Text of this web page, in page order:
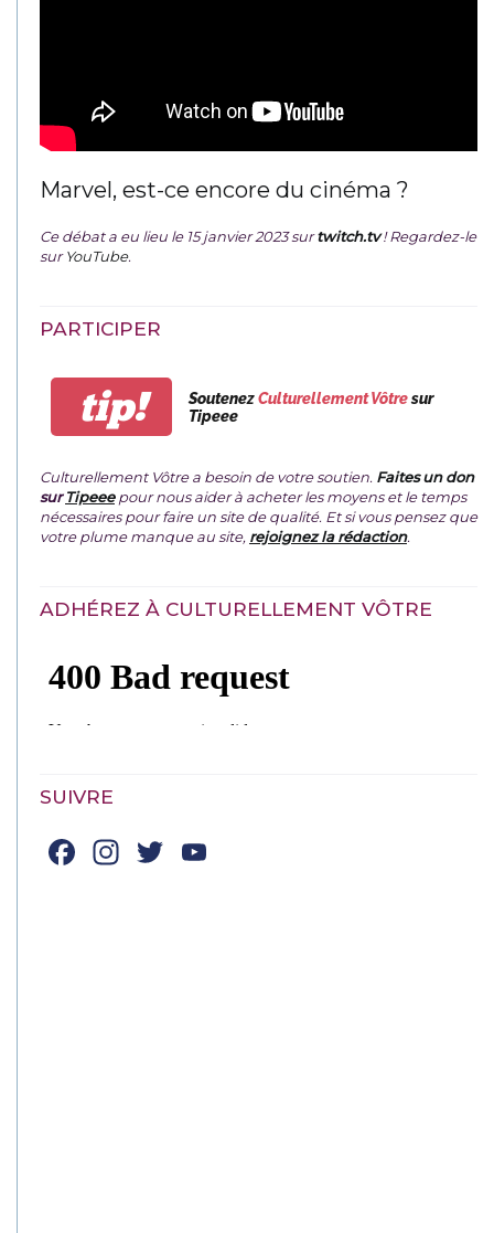
Marvel, est-ce encore du cinéma ?
Ce débat a eu lieu le 15 janvier 2023 surtwitch.tv ! Regardez-le
surYouTube.
PARTICIPER
tip! SoutenezCulturellement Vôtresur
Tipeee
Culturellement Vôtre a besoin de votre soutien. Faites un don
surTipeeepour nous aider à acheter les moyens et le temps
nécessaires pour faire un site de qualité. Et si vous pensez que
votre plume manque au site, rejoignez la rédaction.
ADHÉREZ À CULTURELLEMENT VÔTRE
SUIVRE
Facebook
Instagram
Twitter